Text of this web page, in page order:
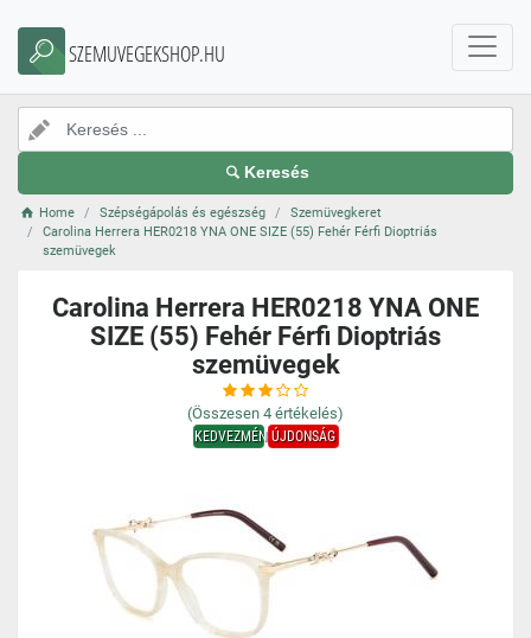
SZEMUVEGEKSHOP.HU
Keresés
Home Szépségápolás és egészség
Szemüvegkeret
Carolina Herrera HER0218 YNA ONE SIZE (55) Fehér Férfi Dioptriás
szemüvegek
Carolina Herrera HER0218 YNA ONE
SIZE (55) Fehér Férfi Dioptriás
szemüvegek
(Összesen 4 értékelés)
KEDVEZMÉNYÚJDONSÁG